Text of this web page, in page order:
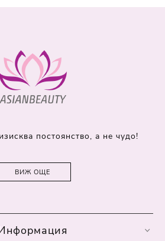
постоянство, а не чудо!
ВИЖ ОЩЕ